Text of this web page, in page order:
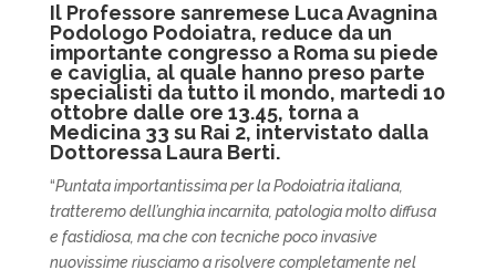
Il Professore sanremese Luca Avagnina
Podologo Podoiatra, reduce da un
importante congresso a Roma su piede
e caviglia, al quale hanno preso parte
specialisti da tutto il mondo, martedi 10
ottobre dalle ore 13.45, torna a
Medicina 33 su Rai 2, intervistato dalla
Dottoressa Laura Berti.
“Puntata importantissima per la Podoiatria italiana,
tratteremo dell’unghia incarnita, patologia molto diffusa
e fastidiosa, ma che con tecniche poco invasive
nuovissime riusciamo a risolvere completamente nel